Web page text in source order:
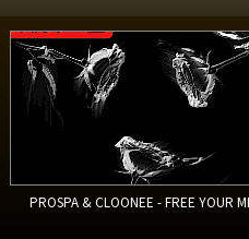
PROSPA & CLOONEE - FREE YOUR